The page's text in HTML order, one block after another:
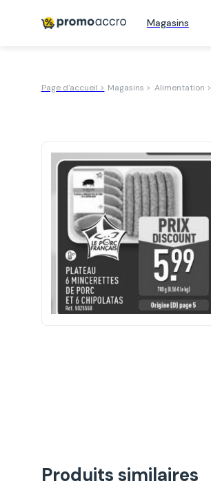
Magasins
Page d'accueil > Magasins > Alimentation >
Produits similaires